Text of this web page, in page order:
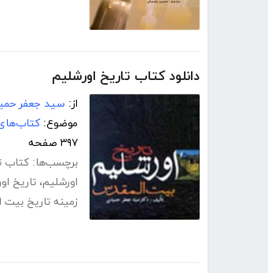
دانلود کتاب تاریخ اورشلیم
از: سید جعفر
موضوع:
۳۹۷ صفحه
برچسب‌ها: کتاب
اورشلیم، تاریخ
زمینه تاریخ